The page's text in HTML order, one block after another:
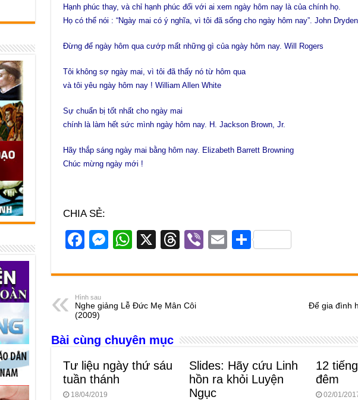
Hạnh phúc thay, và chỉ hạnh phúc đối với ai xem ngày hôm nay là của chính họ.
Họ có thể nói : “Ngày mai có ý nghĩa, vì tôi đã sống cho ngày hôm nay”. John Dryden
Đừng để ngày hôm qua cướp mất những gì của ngày hôm nay. Will Rogers
Tôi không sợ ngày mai, vì tôi đã thấy nó từ hôm qua
và tôi yêu ngày hôm nay ! William Allen White
Sự chuẩn bị tốt nhất cho ngày mai
chính là làm hết sức mình ngày hôm nay. H. Jackson Brown, Jr.
Hãy thắp sáng ngày mai bằng hôm nay. Elizabeth Barrett Browning
Chúc mừng ngày mới !
CHIA SẺ:
F
c
e
b
o
k
M
ss
n
g
W
at
A
p
X
T
e
d
s
Vi
er
E
ail
S
ar
Hình sau
Nghe giảng Lễ Đức Mẹ Mân Côi
(2009)
Để gia đình
Bài cùng chuyên mục
Tư liệu ngày thứ sáu
tuần thánh
18/04/2019
Slides: Hãy cứu Linh
hồn ra khỏi Luyện
Ngục
12
đêm
02/01/